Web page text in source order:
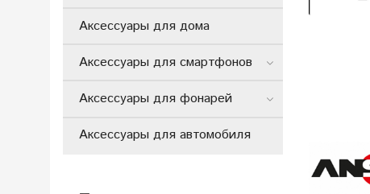
Аксессуары для дома
Аксессуары для смартфонов
Аксессуары для фонарей
Аксессуары для автомобиля